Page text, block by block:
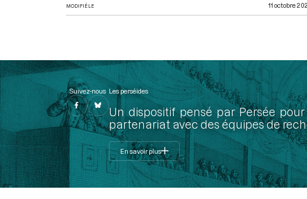
MODIFIÉ LE 11 octobre
Suivez-nous Les perséides
Un dispositif pensé par Persée
partenariat avec des équipes de
En savoir plus